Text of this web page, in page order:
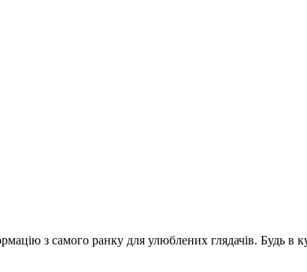
з самого ранку для улюблених глядачів. Будь в